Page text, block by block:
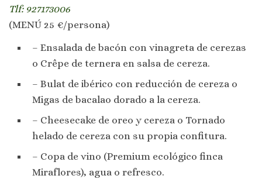
Tlf: 927173006
(MENÚ 25 €/persona)
– Ensalada de bacón con vinagreta de cerezas
o Crêpe de ternera en salsa de cereza.
– Bulat de ibérico con reducción de cereza o
Migas de bacalao dorado a la cereza.
– Cheesecake de oreo y cereza o Tornado
helado de cereza con su propia confitura.
– Copa de vino (Premium ecológico finca
Miraflores), agua o refresco.